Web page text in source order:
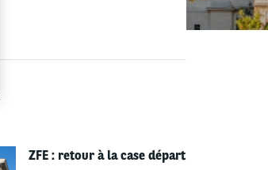
ZFE : retour à la case départ